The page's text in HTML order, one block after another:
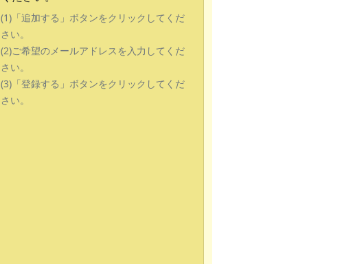
(1)「追加する」ボタンをクリックしてくだ
さい。
(2)ご希望のメールアドレスを入力してくだ
さい。
(3)「登録する」ボタンをクリックしてくだ
さい。